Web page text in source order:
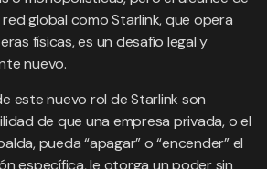
global como Starlink, que opera
físicas, es un desafío legal y
nuevo.
este nuevo rol de Starlink son
de que una empresa privada, o el
pueda “apagar” o “encender” el
específica, le otorga un poder sin